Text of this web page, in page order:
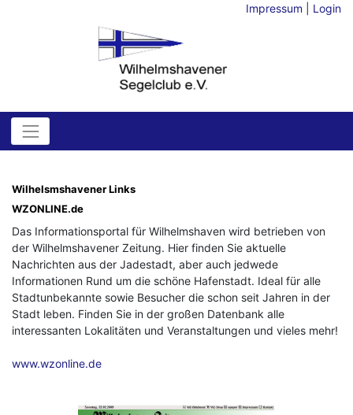
Impressum Login
Wilhelsmshavener Links
WZONLINE.de
Das Informationsportal für Wilhelmshaven wird betrieben von
der Wilhelmshavener Zeitung. Hier finden Sie aktuelle
Nachrichten aus der Jadestadt, aber auch jedwede
Informationen Rund um die schöne Hafenstadt. Ideal für alle
Stadtunbekannte sowie Besucher die schon seit Jahren in der
Stadt leben. Finden Sie in der großen Datenbank alle
interessanten Lokalitäten und Veranstaltungen und vieles mehr!
www.wzonline.de